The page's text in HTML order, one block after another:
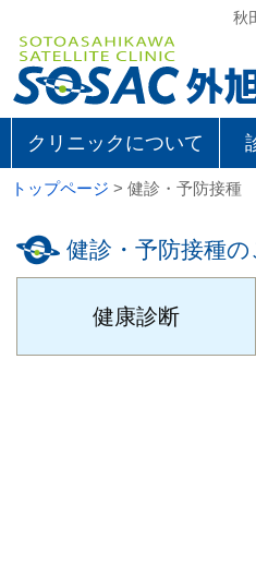
秋
クリニックについて
トップページ > 健診・予防接種
健診・予防接種の
健康診断